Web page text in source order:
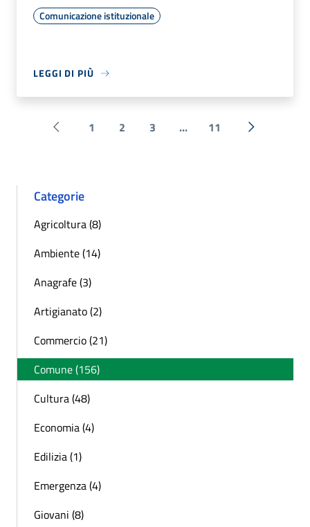
Comunicazione istituzionale
LEGGI DI PIÙ
Pagina precedente
1 2 3 ... 11 Successiva
Categorie
Agricoltura (8)
Ambiente (14)
Anagrafe (3)
Artigianato (2)
Commercio (21)
Comune (156)
Cultura (48)
Economia (4)
Edilizia (1)
Emergenza (4)
Giovani (8)